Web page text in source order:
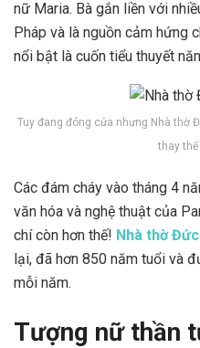
nữ Maria. Bà gắn liền với
Pháp và là nguồn cảm hứng
nổi bật là cuốn tiểu thuyết
Tuy đang đóng cửa nhưng Nhà thờ
thay
Các đám cháy vào tháng 4
văn hóa và nghệ thuật của
chí còn hơn thế! Nhà thờ
lại, đã hơn 850 năm tuổi và
mỗi năm.
Tượng nữ thần